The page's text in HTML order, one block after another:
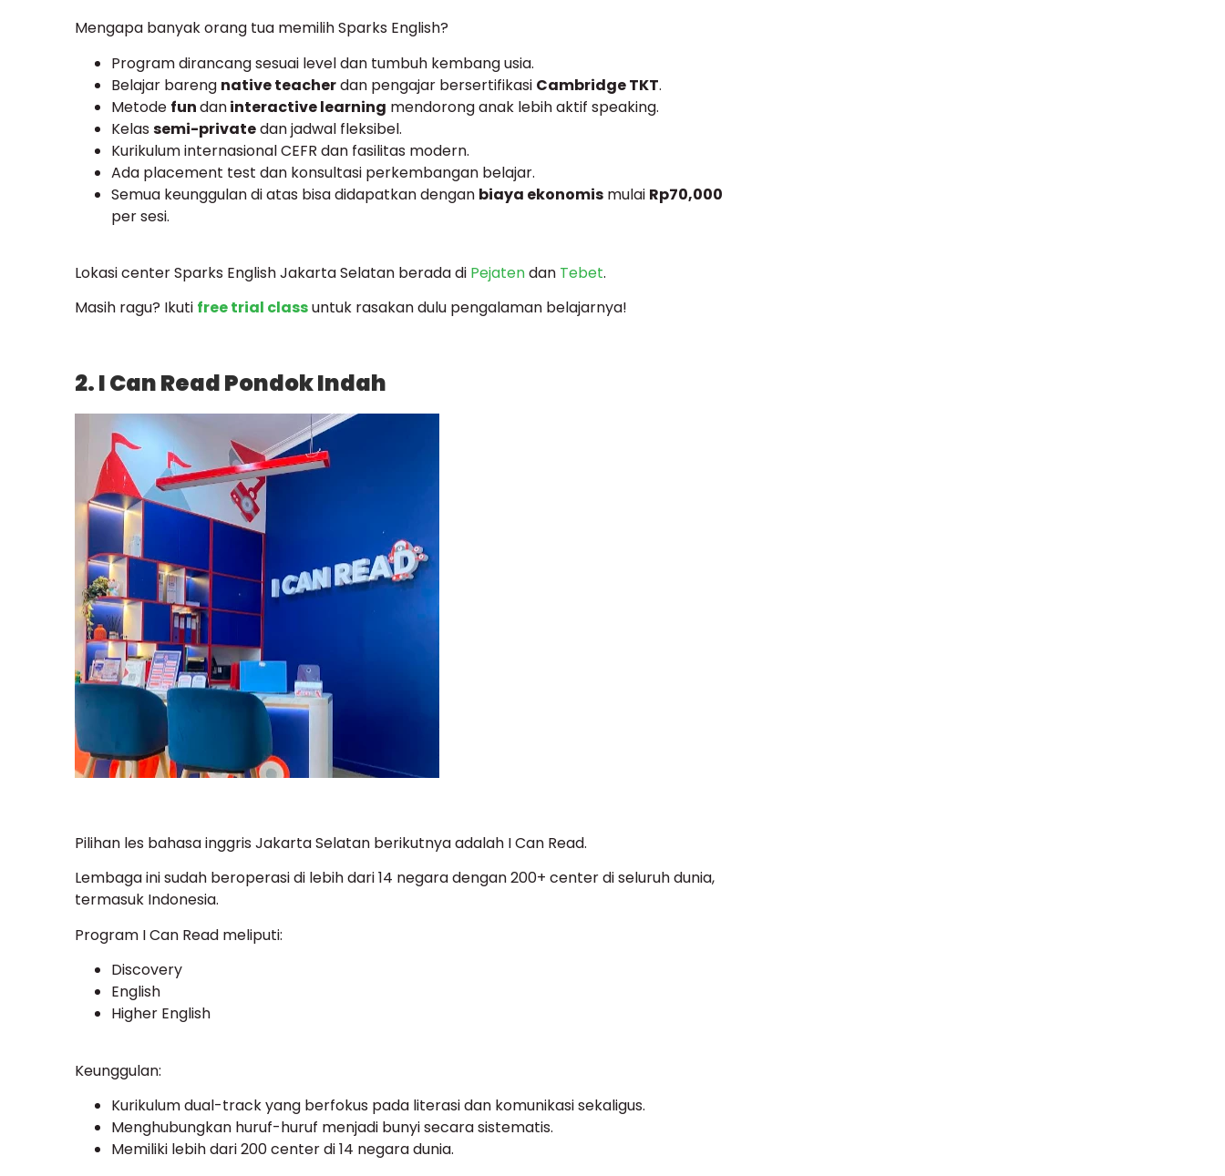
Mengapa banyak orang tua memilih Sparks English?
Program dirancang sesuai level dan tumbuh kembang usia.
Belajar bareng native teacherdan pengajar bersertifikasi Cambridge TKT.
Metode fundaninteractive learning mendorong anak lebih aktif speaking.
Kelas semi-privatedan jadwal fleksibel.
Kurikulum internasional CEFR dan fasilitas modern.
Ada placement test dan konsultasi perkembangan belajar.
Semua keunggulan di atas bisa didapatkan dengan biaya ekonomis mulai Rp70,000
per sesi.
Lokasi center Sparks English Jakarta Selatan berada di Pejatendan Tebet.
Masih ragu? Ikuti free trial classuntuk rasakan dulu pengalaman belajarnya!
2. I Can Read Pondok Indah
Pilihan les bahasa inggris Jakarta Selatan berikutnya adalah I Can Read.
Lembaga ini sudah beroperasi di lebih dari 14 negara dengan 200+ center di seluruh dunia,
termasuk Indonesia.
Program I Can Read meliputi:
Discovery
English
Higher English
Keunggulan:
Kurikulum dual-track yang berfokus pada literasi dan komunikasi sekaligus.
Menghubungkan huruf-huruf menjadi bunyi secara sistematis.
Memiliki lebih dari 200 center di 14 negara dunia.